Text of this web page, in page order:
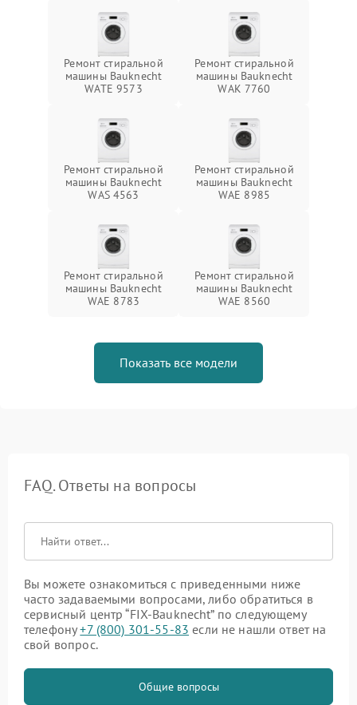
Ремонт стиральной
машины Bauknecht
WATE 9573
Ремонт стиральной
машины Bauknecht
WAK 7760
Ремонт стиральной
машины Bauknecht
WAS 4563
Ремонт стиральной
машины Bauknecht
WAE 8985
Ремонт стиральной
машины Bauknecht
WAE 8783
Ремонт стиральной
машины Bauknecht
WAE 8560
Показать все модели
FAQ. Ответы на вопросы
Вы можете ознакомиться с приведенными ниже
часто задаваемыми вопросами, либо обратиться в
сервисный центр “FIX-Bauknecht” по следующему
телефону+7 (800) 301-55-83 если не нашли ответ на
свой вопрос.
Общие вопросы